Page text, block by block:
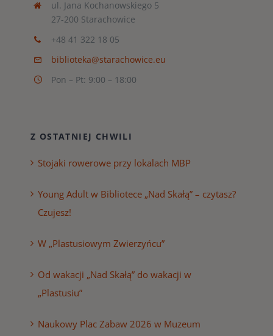
ul. Jana Kochanowskiego 5
27-200 Starachowice
+48 41 322 18 05
biblioteka@starachowice.eu
Pon – Pt: 9:00 – 18:00
Z OSTATNIEJ CHWILI
Stojaki rowerowe przy lokalach MBP
Young Adult w Bibliotece „Nad Skałą” – czytasz?
Czujesz!
W „Plastusiowym Zwierzyńcu”
Od wakacji „Nad Skałą” do wakacji w
„Plastusiu”
Naukowy Plac Zabaw 2026 w Muzeum